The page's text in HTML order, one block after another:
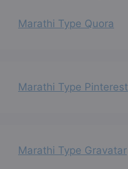
Marathi Type Quora
Marathi Type Pinterest
Marathi Type Gravatar